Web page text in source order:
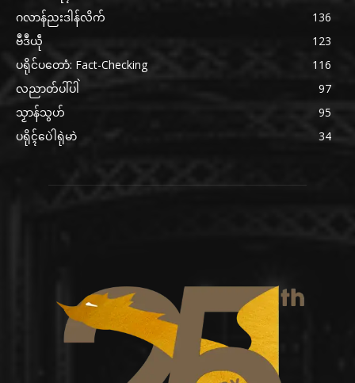
ဂလာန်ညးဒါန်လိက်
136
ဗဳဒဳယဵု
123
ပရိုင်ပတောံ: Fact-Checking
116
လညာတ်ပါ်ပါဲ
97
သၟာန်သွဟ်
95
ပရိုၚ်ပေဲါရုဲမာဲ
34